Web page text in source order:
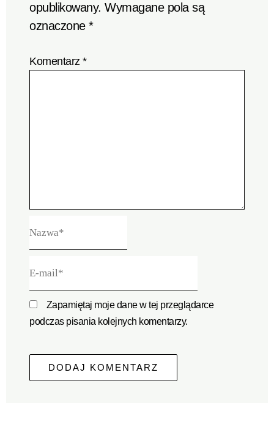
opublikowany. Wymagane pola są
oznaczone*
Komentarz*
mail*
Zapamiętaj moje dane w tej przeglądarce
podczas pisania kolejnych komentarzy.